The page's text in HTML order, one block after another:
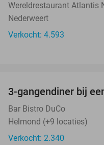
Wereldrestaurant Atlantis
Nederweert
Verkocht: 4.593
3-gangendiner bij
Bar Bistro DuCo
Helmond (+9 locaties)
Verkocht: 2.340